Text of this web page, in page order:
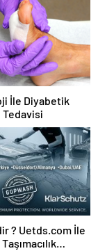
İle Diyabetik
Tedavisi
? Uetds.com İle